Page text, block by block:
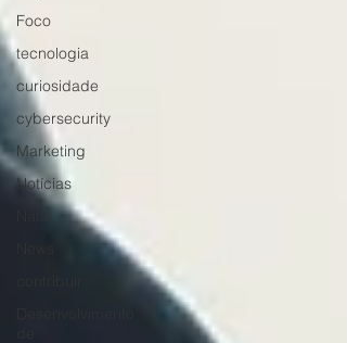
Foco
tecnologia
curiosidade
cybersecurity
Marketing
Notícias